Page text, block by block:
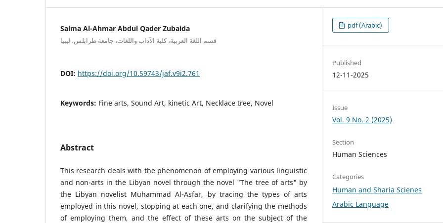
Salma Al-Ahmar Abdul Qader Zubaida
قسم اللغة العربية، كلية الآداب واللغات، جامعة طرابلس، ليبيا
DOI: https://doi.org/10.59743/jaf.v9i2.761
Keywords: Fine arts, Sound Art, kinetic Art, Necklace tree, Novel
Abstract
This research deals with the phenomenon of employing various linguistic
and non-arts in the Libyan novel through the novel "The tree of arts" by
the Libyan novelist Muhammad Al-Asfar, by tracing the types of arts
employed in this novel, stopping at each one, and clarifying the methods
of employing them, and the effect of these arts on the subject of the
pdf (Arabic)
Published
12-11-2025
Issue
Vol. 9 No. 2 (2025)
Section
Human Sciences
Categories
Human and Sharia Scienes
Arabic Language